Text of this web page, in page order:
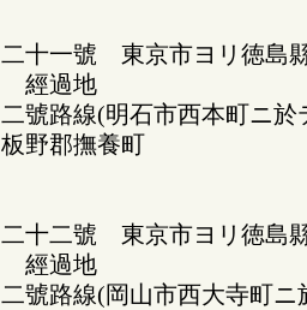
二十一號 東京市ヨリ徳島
經過地
二號路線(明石市西本町ニ
板野郡撫養町
二十二號 東京市ヨリ徳島
經過地
二號路線(岡山市西大寺町